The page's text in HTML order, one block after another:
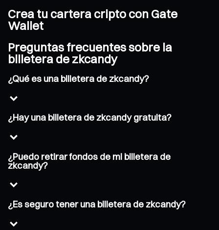
Crea tu cartera cripto con Gate
Wallet
Preguntas frecuentes sobre la
billetera de zkcandy
¿Qué es una billetera de zkcandy?
¿Hay una billetera de zkcandy gratuita?
¿Puedo retirar fondos de mi billetera de
zkcandy?
¿Es seguro tener una billetera de zkcandy?